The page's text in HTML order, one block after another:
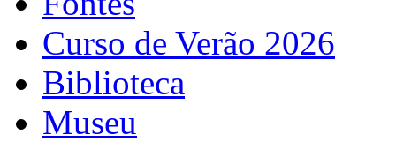
Curso de Verão 2026
Biblioteca
Museu